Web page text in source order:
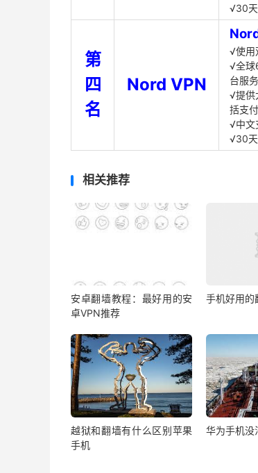
√30
第
四
名
Nord VPN
√使用
√全球
台服
√提供
括支
√中文
√30
相关推荐
安卓翻墙教程：最好用的安
卓VPN推荐
手机好用的
越狱和翻墙有什么区别苹果
手机
华为手机没